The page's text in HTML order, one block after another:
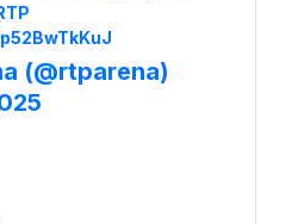
o 3º mapa
(@rtparena)